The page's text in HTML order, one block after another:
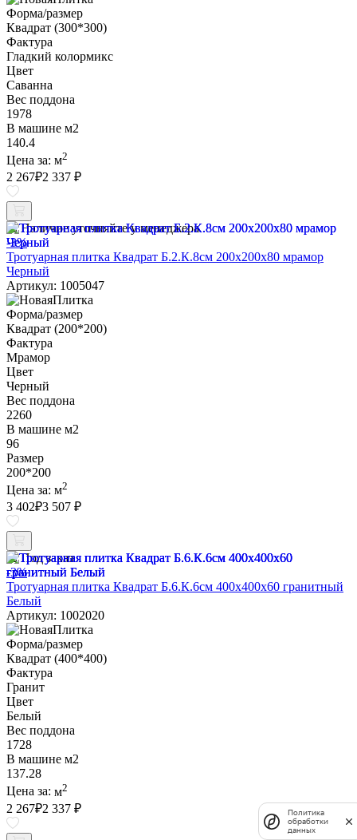
Форма/размер
Квадрат (300*300)
Фактура
Гладкий колормикс
Цвет
Саванна
Вес поддона
1978
В машине м2
140.4
Цена за: м2
2 267₽2 337 ₽
Наличие уточняйте у менеджера
-3%
Тротуарная плитка Квадрат Б.2.К.8см 200х200х80 мрамор
Черный
Артикул: 1005047
Форма/размер
Квадрат (200*200)
Фактура
Мрамор
Цвет
Черный
Вес поддона
2260
В машине м2
96
Размер
200*200
Цена за: м2
3 402₽3 507 ₽
Под заказ
-3%
Тротуарная плитка Квадрат Б.6.К.6см 400х400х60 гранитный
Белый
Артикул: 1002020
Форма/размер
Квадрат (400*400)
Фактура
Гранит
Цвет
Белый
Вес поддона
1728
В машине м2
137.28
Цена за: м2
2 267₽2 337 ₽
Политика
обработки
данных